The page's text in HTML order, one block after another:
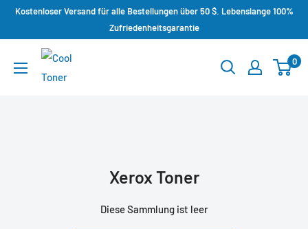
Kostenloser Versand für alle Bestellungen über 50 $. Lebenslange 100%
Zufriedenheitsgarantie
0
Xerox Toner
Diese Sammlung ist leer